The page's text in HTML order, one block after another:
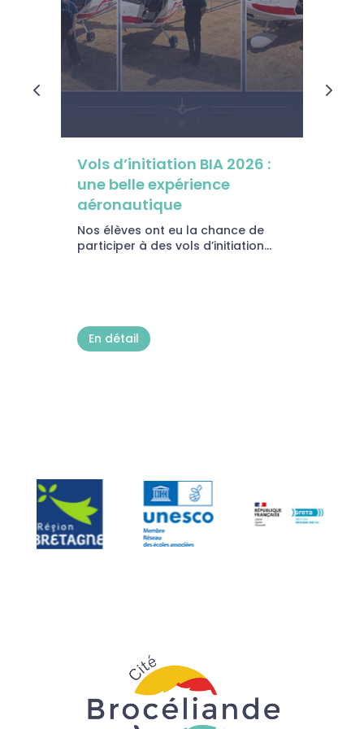
Vols d’initiation BIA 2026 :
une belle expérience
aéronautique
Nos élèves ont eu la chance de
participer à des vols d’initiation...
En détail